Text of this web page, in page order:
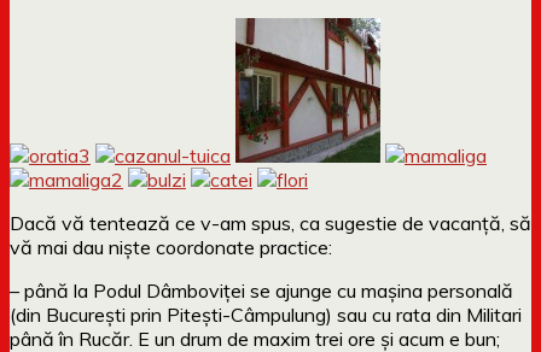
Dacă vă tentează ce v-am spus, ca sugestie de vacanță, să
vă mai dau niște coordonate practice:
– până la Podul Dâmboviței se ajunge cu mașina personală
(din București prin Pitești-Câmpulung) sau cu rata din Militari
până în Rucăr. E un drum de maxim trei ore și acum e bun;